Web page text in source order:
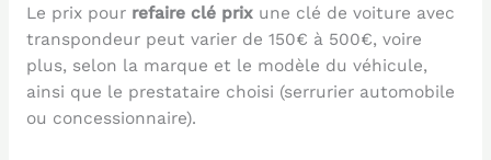
Le prix pour refaire clé prixune clé de voiture avec
transpondeur peut varier de 150€ à 500€, voire
plus, selon la marque et le modèle du véhicule,
ainsi que le prestataire choisi (serrurier automobile
ou concessionnaire).